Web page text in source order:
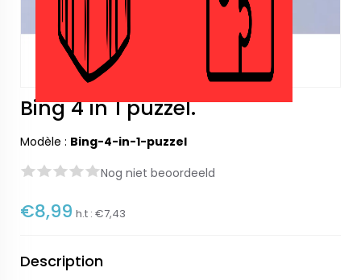
Bing 4 in 1 puzzel.
Modèle : Bing-4-in-1-puzzel
Nog niet beoordeeld
€8,99 h.t : €7,43
Description